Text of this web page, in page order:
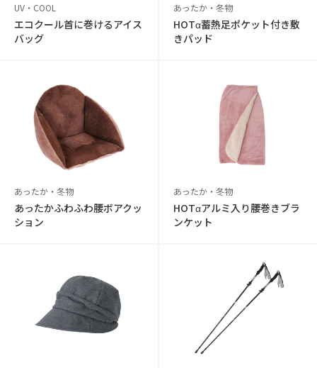
UV・COOL
エコクール首に巻けるアイス
バッグ
あったか・冬物
HOTα蓄熱足ポケット付き敷
きパッド
あったか・冬物
あったかふわふわ腰ボアクッ
ション
あったか・冬物
HOTαアルミ入り腰巻きブラ
ンケット